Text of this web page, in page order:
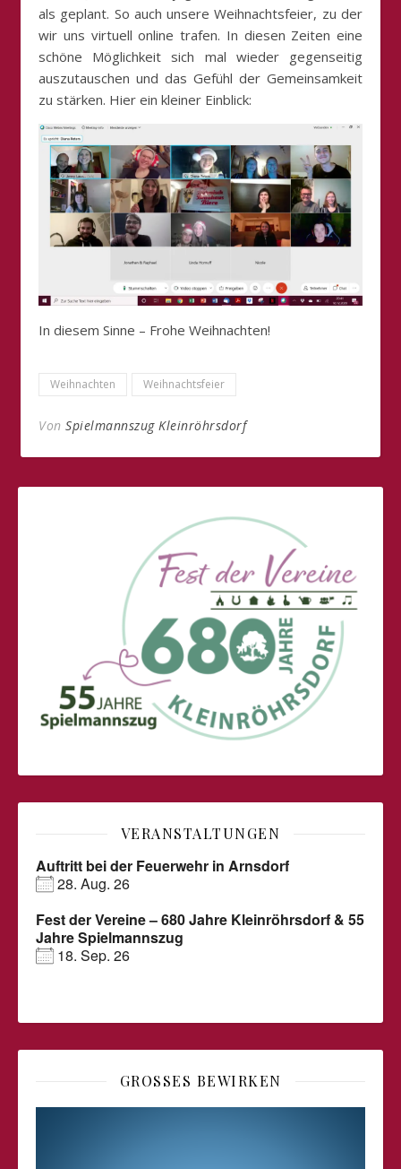
als geplant. So auch unsere Weihnachtsfeier, zu der
wir uns virtuell online trafen. In diesen Zeiten eine
schöne Möglichkeit sich mal wieder gegenseitig
auszutauschen und das Gefühl der Gemeinsamkeit
zu stärken. Hier ein kleiner Einblick:
In diesem Sinne – Frohe Weihnachten!
Weihnachten Weihnachtsfeier
Von Spielmannszug Kleinröhrsdorf
VERANSTALTUNGEN
Auftritt bei der Feuerwehr in Arnsdorf
28. Aug. 26
Fest der Vereine – 680 Jahre Kleinröhrsdorf & 55
Jahre Spielmannszug
18. Sep. 26
GROSSES BEWIRKEN